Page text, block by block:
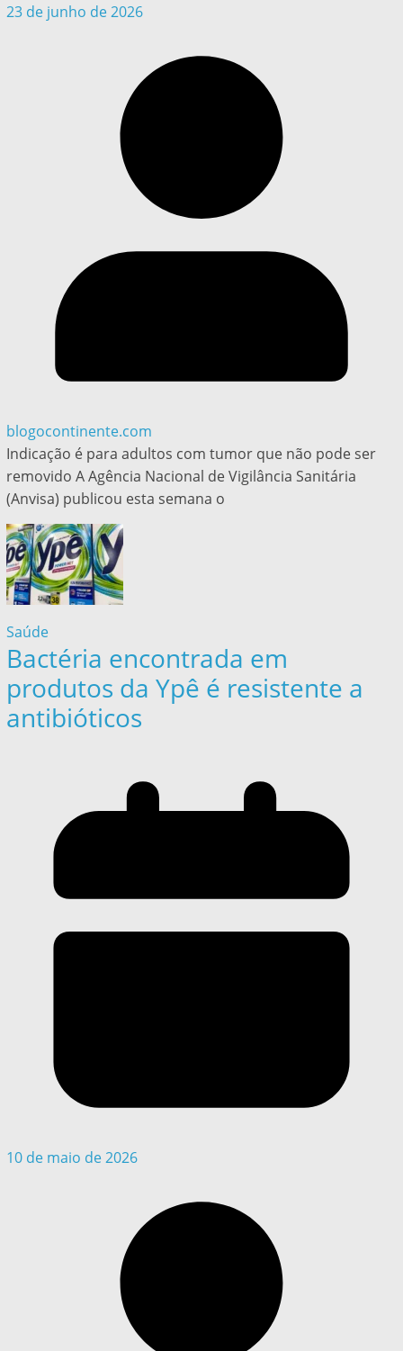
23 de junho de 2026
blogocontinente.com
Indicação é para adultos com tumor que não pode ser
removido A Agência Nacional de Vigilância Sanitária
(Anvisa) publicou esta semana o
Saúde
Bactéria encontrada em
produtos da Ypê é resistente a
antibióticos
10 de maio de 2026